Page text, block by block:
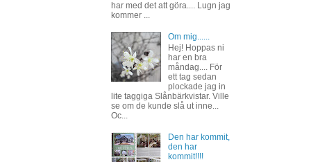
har med det att göra.... Lugn jag
kommer ...
Om mig......
Hej! Hoppas ni
har en bra
måndag.... För
ett tag sedan
plockade jag in
lite taggiga Slånbärkvistar. Ville
se om de kunde slå ut inne...
Oc...
Den har kommit,
den har
kommit!!!!